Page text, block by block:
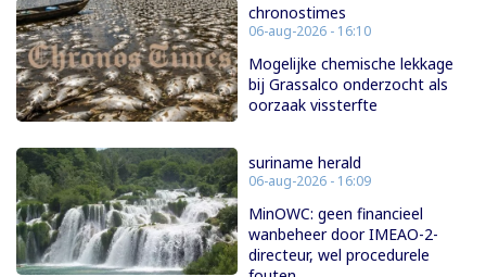
chronostimes
06-aug-2026 - 16:10
Mogelijke chemische lekkage
bij Grassalco onderzocht als
oorzaak vissterfte
suriname herald
06-aug-2026 - 16:09
MinOWC: geen financieel
wanbeheer door IMEAO-2-
directeur, wel procedurele